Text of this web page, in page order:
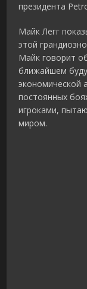
президента
Майк Легг
этой
Майк говорит
ближайшем
экономической
постоянных
игроками,
миром.